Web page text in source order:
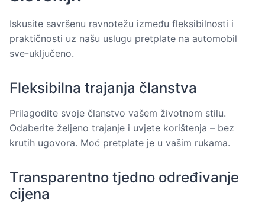
Iskusite savršenu ravnotežu između fleksibilnosti i
praktičnosti uz našu uslugu pretplate na automobil
sve-uključeno.
Fleksibilna trajanja članstva
Prilagodite svoje članstvo vašem životnom stilu.
Odaberite željeno trajanje i uvjete korištenja – bez
krutih ugovora. Moć pretplate je u vašim rukama.
Transparentno tjedno određivanje
cijena